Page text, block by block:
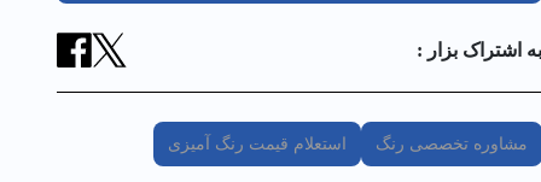
به اشتراک بزار :
مشاوره تخصصی رنگ استعلام قیمت رنگ آمیزی